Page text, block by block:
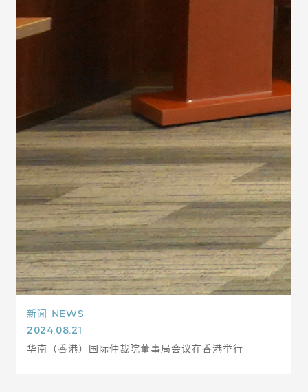
新闻 NEWS
2024.08.21
华南（香港）国际仲裁院董事局会议在香港举行